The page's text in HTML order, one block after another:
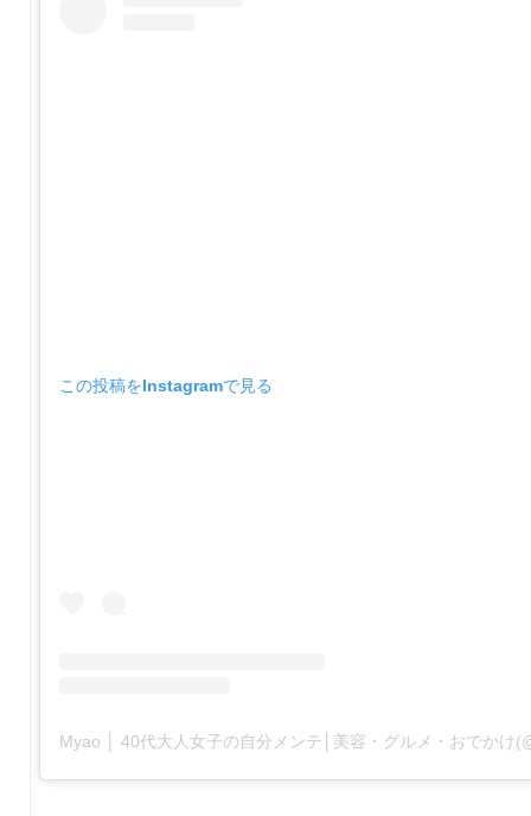
この投稿をInstagramで見る